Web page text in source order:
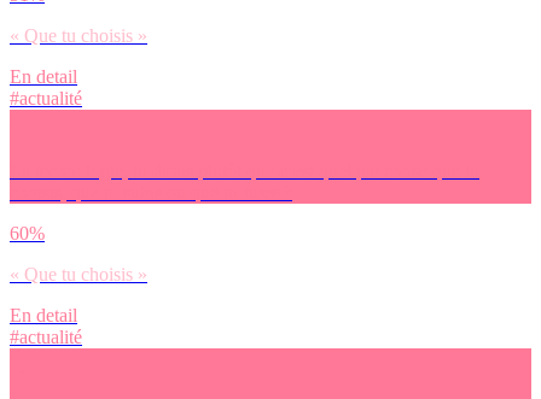
« Que tu choisis »
En detail
#actualité
60%
« Que tu choisis »
En detail
#actualité